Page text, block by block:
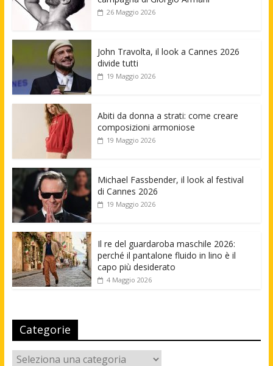
26 Maggio 2026
John Travolta, il look a Cannes 2026
divide tutti
19 Maggio 2026
Abiti da donna a strati: come creare
composizioni armoniose
19 Maggio 2026
Michael Fassbender, il look al festival
di Cannes 2026
19 Maggio 2026
Il re del guardaroba maschile 2026:
perché il pantalone fluido in lino è il
capo più desiderato
4 Maggio 2026
Categorie
Categorie